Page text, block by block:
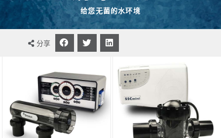
给您无菌的水环境
分享